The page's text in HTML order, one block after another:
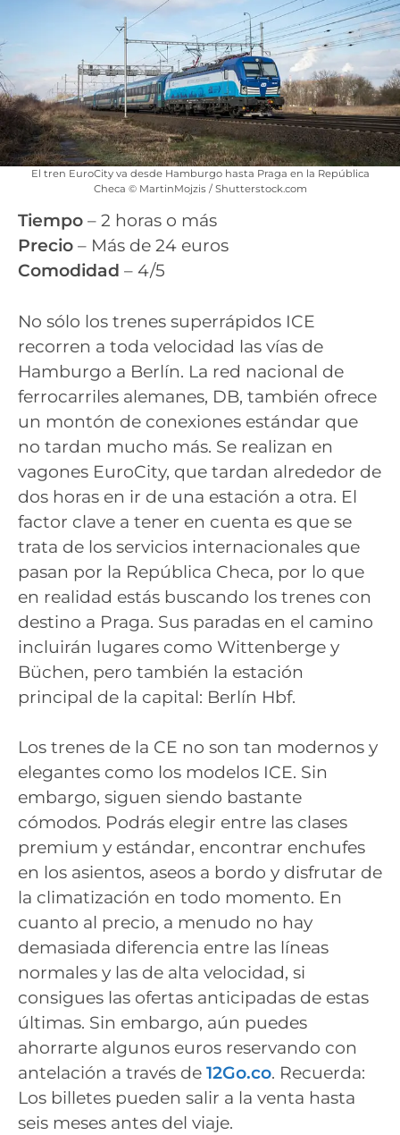
El tren EuroCity va desde Hamburgo hasta Praga en la República
Checa © MartinMojzis / Shutterstock.com
Tiempo – 2 horas o más
Precio – Más de 24 euros
Comodidad – 4/5
No sólo los trenes superrápidos ICE
recorren a toda velocidad las vías de
Hamburgo a Berlín. La red nacional de
ferrocarriles alemanes, DB, también ofrece
un montón de conexiones estándar que
no tardan mucho más. Se realizan en
vagones EuroCity, que tardan alrededor de
dos horas en ir de una estación a otra. El
factor clave a tener en cuenta es que se
trata de los servicios internacionales que
pasan por la República Checa, por lo que
en realidad estás buscando los trenes con
destino a Praga. Sus paradas en el camino
incluirán lugares como Wittenberge y
Büchen, pero también la estación
principal de la capital: Berlín Hbf.
Los trenes de la CE no son tan modernos y
elegantes como los modelos ICE. Sin
embargo, siguen siendo bastante
cómodos. Podrás elegir entre las clases
premium y estándar, encontrar enchufes
en los asientos, aseos a bordo y disfrutar de
la climatización en todo momento. En
cuanto al precio, a menudo no hay
demasiada diferencia entre las líneas
normales y las de alta velocidad, si
consigues las ofertas anticipadas de estas
últimas. Sin embargo, aún puedes
ahorrarte algunos euros reservando con
antelación a través de 12Go.co. Recuerda:
Los billetes pueden salir a la venta hasta
seis meses antes del viaje.